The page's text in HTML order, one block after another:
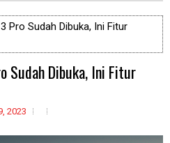
Pro Sudah Dibuka, Ini Fitur
Sudah Dibuka, Ini Fitur
2023